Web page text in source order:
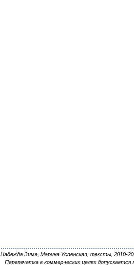
Зима, Марина Успенская, тексты, 2010-
Перепечатка в коммерческих целях